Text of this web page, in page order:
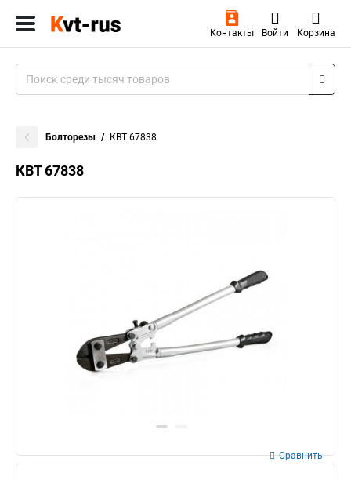
Контакты Войти Корзина
Болторезы КВТ 67838
КВТ 67838
Сравнить